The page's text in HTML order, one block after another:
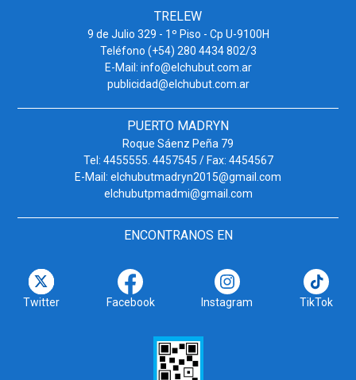
TRELEW
9 de Julio 329 - 1º Piso - Cp U-9100H
Teléfono (+54) 280 4434 802/3
E-Mail: info@elchubut.com.ar
publicidad@elchubut.com.ar
PUERTO MADRYN
Roque Sáenz Peña 79
Tel: 4455555. 4457545 / Fax: 4454567
E-Mail: elchubutmadryn2015@gmail.com
elchubutpmadmi@gmail.com
ENCONTRANOS EN
Twitter Facebook Instagram TikTok